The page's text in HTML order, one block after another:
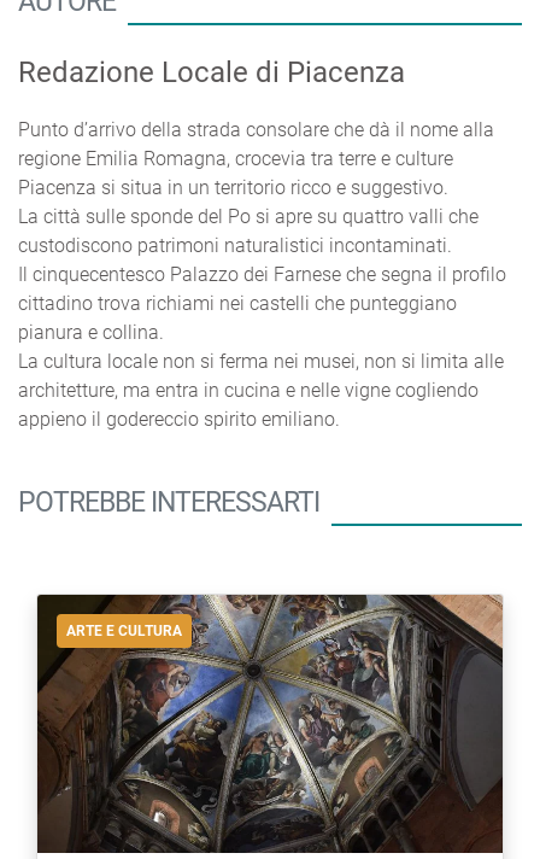
Redazione Locale di Piacenza
Punto d’arrivo della strada consolare che dà il nome alla
regione Emilia Romagna, crocevia tra terre e culture
Piacenza si situa in un territorio ricco e suggestivo.
La città sulle sponde del Po si apre su quattro valli che
custodiscono patrimoni naturalistici incontaminati.
Il cinquecentesco Palazzo dei Farnese che segna il profilo
cittadino trova richiami nei castelli che punteggiano
pianura e collina.
La cultura locale non si ferma nei musei, non si limita alle
architetture, ma entra in cucina e nelle vigne cogliendo
appieno il godereccio spirito emiliano.
POTREBBE INTERESSARTI
ARTE E CULTURA